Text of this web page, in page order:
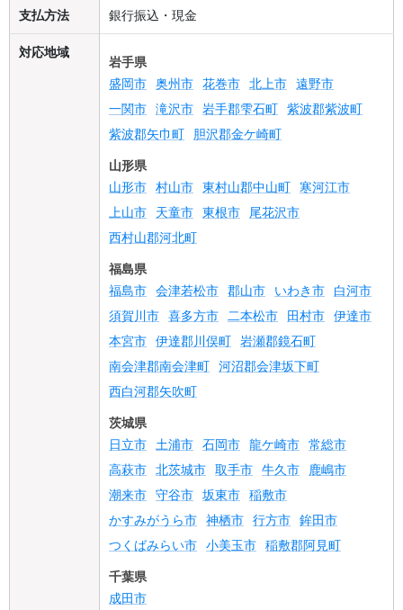
支払方法 銀行振込・現金
対応地域
岩手県
盛岡市 奥州市 花巻市 北上市 遠野市
一関市 滝沢市 岩手郡雫石町 紫波郡紫波町
紫波郡矢巾町 胆沢郡金ケ崎町
山形県
山形市 村山市 東村山郡中山町 寒河江市
上山市 天童市 東根市 尾花沢市
西村山郡河北町
福島県
福島市 会津若松市 郡山市 いわき市 白河市
須賀川市 喜多方市 二本松市 田村市 伊達市
本宮市 伊達郡川俣町 岩瀬郡鏡石町
南会津郡南会津町 河沼郡会津坂下町
西白河郡矢吹町
茨城県
日立市 土浦市 石岡市 龍ケ崎市 常総市
高萩市 北茨城市 取手市 牛久市
鹿嶋市
潮来市 守谷市 坂東市 稲敷市
かすみがうら市 神栖市 行方市 鉾田市
つくばみらい市 小美玉市 稲敷郡阿見町
千葉県
成田市